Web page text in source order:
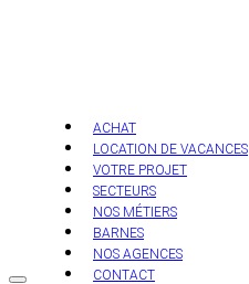
ACHAT
LOCATION DE VACANCES
VOTRE PROJET
SECTEURS
NOS MÉTIERS
BARNES
NOS AGENCES
CONTACT